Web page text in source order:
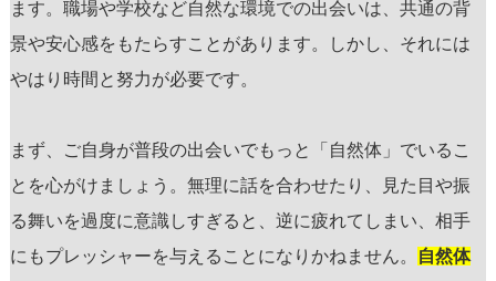
ます。職場や学校など自然な環境での出会いは、共通の背
景や安心感をもたらすことがあります。しかし、それには
やはり時間と努力が必要です。
まず、ご自身が普段の出会いでもっと「自然体」でいるこ
とを心がけましょう。無理に話を合わせたり、見た目や振
る舞いを過度に意識しすぎると、逆に疲れてしまい、相手
にもプレッシャーを与えることになりかねません。
自然体